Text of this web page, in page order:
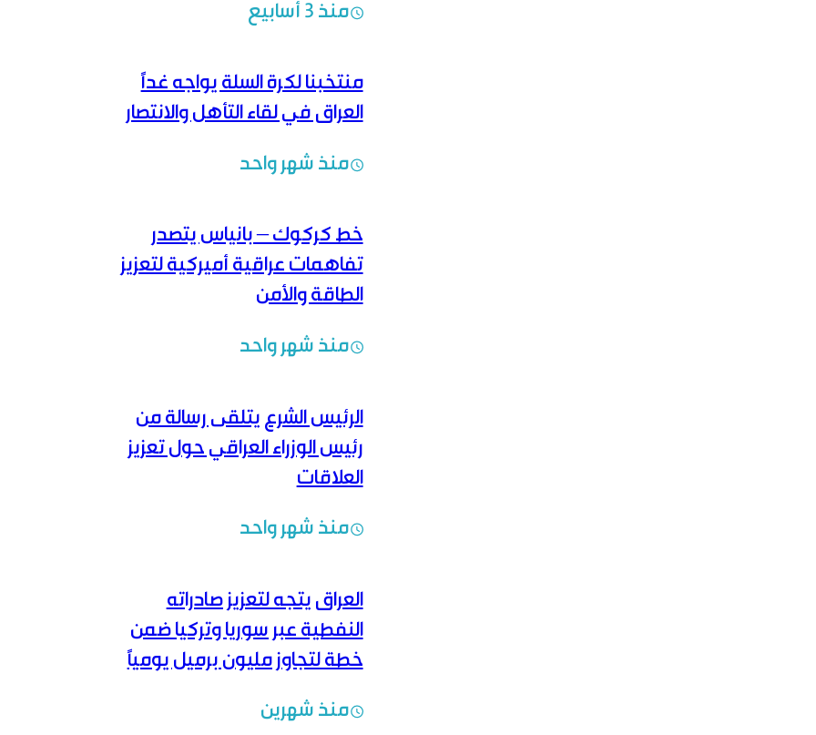
منذ 3 أسابيع
منتخبنا لكرة السلة يواجه غداً
العراق في لقاء التأهل والانتصار
منذ شهر واحد
خط كركوك – بانياس يتصدر
تفاهمات عراقية أميركية لتعزيز
الطاقة والأمن
منذ شهر واحد
الرئيس الشرع يتلقى رسالة من
رئيس الوزراء العراقي حول تعزيز
العلاقات
منذ شهر واحد
العراق يتجه لتعزيز صادراته
النفطية عبر سوريا وتركيا ضمن
خطة لتجاوز مليون برميل يومياً
منذ شهرين